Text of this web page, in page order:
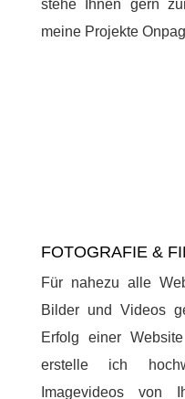
stehe Ihnen gern
meine Projekte
FOTOGRAFIE &
Für nahezu alle
Bilder und Videos
Erfolg einer
erstelle ich
Imagevideos von